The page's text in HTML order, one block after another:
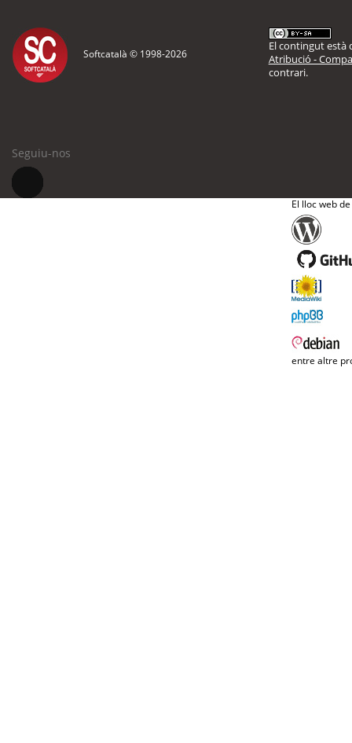
Softcatalà © 1998-2026
El contingut està
Atribució -
contrari.
Seguiu-nos
El lloc web
entre altre